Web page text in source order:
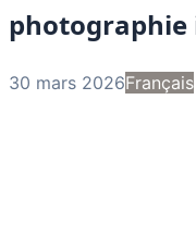
30 mars 2026Français